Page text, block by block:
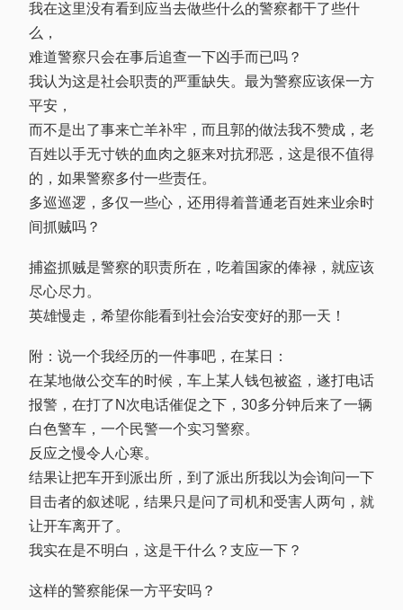
我在这里没有看到应当去做些什么的警察都干了些什
么，
难道警察只会在事后追查一下凶手而已吗？
我认为这是社会职责的严重缺失。最为警察应该保一方
平安，
而不是出了事来亡羊补牢，而且郭的做法我不赞成，老
百姓以手无寸铁的血肉之躯来对抗邪恶，这是很不值得
的，如果警察多付一些责任。
多巡巡逻，多仅一些心，还用得着普通老百姓来业余时
间抓贼吗？
捕盗抓贼是警察的职责所在，吃着国家的俸禄，就应该
尽心尽力。
英雄慢走，希望你能看到社会治安变好的那一天！
附：说一个我经历的一件事吧，在某日：
在某地做公交车的时候，车上某人钱包被盗，遂打电话
报警，在打了N次电话催促之下，30多分钟后来了一辆
白色警车，一个民警一个实习警察。
反应之慢令人心寒。
结果让把车开到派出所，到了派出所我以为会询问一下
目击者的叙述呢，结果只是问了司机和受害人两句，就
让开车离开了。
我实在是不明白，这是干什么？支应一下？
这样的警察能保一方平安吗？